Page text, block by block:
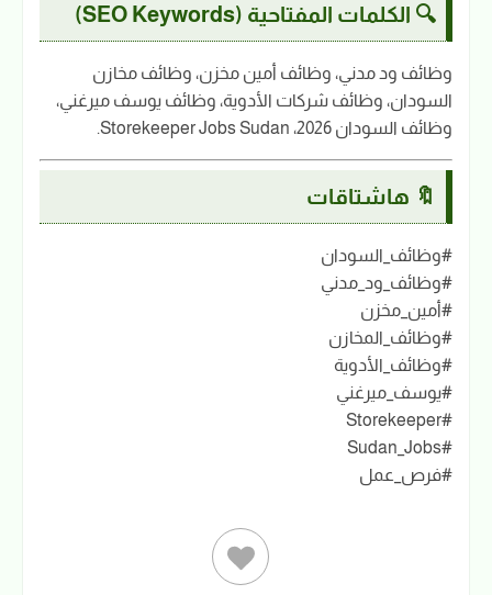
🔍 الكلمات المفتاحية (SEO Keywords)
وظائف ود مدني، وظائف أمين مخزن، وظائف مخازن
السودان، وظائف شركات الأدوية، وظائف يوسف ميرغني،
وظائف السودان 2026، Storekeeper Jobs Sudan.
🔖 هاشتاقات
#وظائف_السودان
#وظائف_ود_مدني
#أمين_مخزن
#وظائف_المخازن
#وظائف_الأدوية
#يوسف_ميرغني
#Storekeeper
#Sudan_Jobs
#فرص_عمل